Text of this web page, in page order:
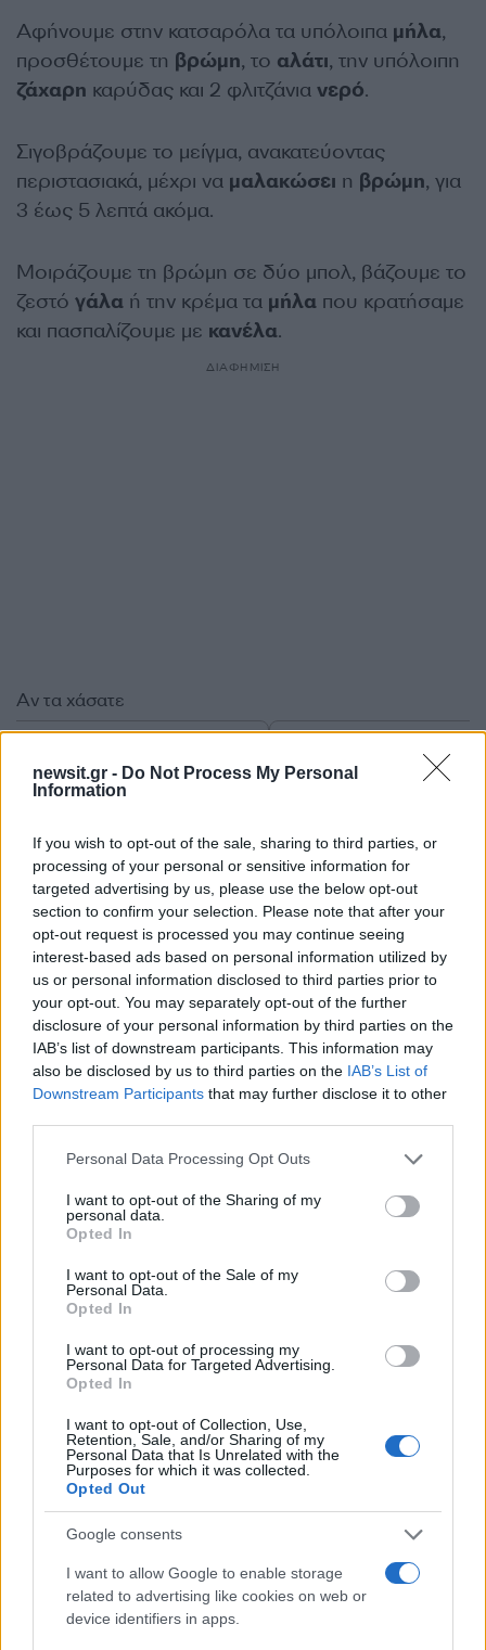
newsit.gr - Do Not Process My Personal
Information
If you wish to opt-out of the sale, sharing to third parties, or
processing of your personal or sensitive information for
targeted advertising by us, please use the below opt-out
section to confirm your selection. Please note that after your
opt-out request is processed you may continue seeing
interest-based ads based on personal information utilized by
us or personal information disclosed to third parties prior to
your opt-out. You may separately opt-out of the further
disclosure of your personal information by third parties on the
IAB’s list of downstream participants. This information may
also be disclosed by us to third parties on the IAB’s List of
Downstream Participants that may further disclose it to other
Please note that this website/app uses one or more Google
not limited to your visit or usage behaviour. You may click to
grant or deny consent to Google and its third-party tags to
use your data for below specified purposes in below Google
consent section.
Personal Data Processing Opt Outs
I want to opt-out of the Sharing of my
personal data.
Opted In
I want to opt-out of the Sale of my
Personal Data.
Opted In
I want to opt-out of processing my
Personal Data for Targeted Advertising.
Opted In
I want to opt-out of Collection, Use,
Retention, Sale, and/or Sharing of my
Personal Data that Is Unrelated with the
Purposes for which it was collected.
Opted Out
Google consents
I want to allow Google to enable storage
related to advertising like cookies on web or
device identifiers in apps.
Αφήνουμε στην κατσαρόλα τα υπόλοιπα μήλα,
προσθέτουμε τη βρώμη, το αλάτι, την υπόλοιπη
ζάχαρη καρύδας και 2 φλιτζάνια νερό.
Σιγοβράζουμε το μείγμα, ανακατεύοντας
περιστασιακά, μέχρι να μαλακώσει η βρώμη, για
3 έως 5 λεπτά ακόμα.
Μοιράζουμε τη βρώμη σε δύο μπολ, βάζουμε το
ζεστό γάλα ή την κρέμα τα μήλα που κρατήσαμε
και πασπαλίζουμε με κανέλα.
ΔΙΑΦΗΜΙΣΗ
Σχόλια
Σχολίασε εδώ
50 /50
Υποβολή σχολίου
Όροι Χρήσης . Το site προστατεύεται από reCAPTCHA, ισχύουν
Πολιτική Απορρήτου&Όροι Χρήσηςτης Google.
Share:
Αν τα χάσατε
Από τη θεωρία στην πράξη:
Πώς το Novibet Backend
Academy εκπαιδεύει τη νέα
γενιά engineers
Έφυγαν οι
μένει η Μαρία
Καρυστιανού - Η
μέρα για την «Ελπίδα
Δημοκρατίας»